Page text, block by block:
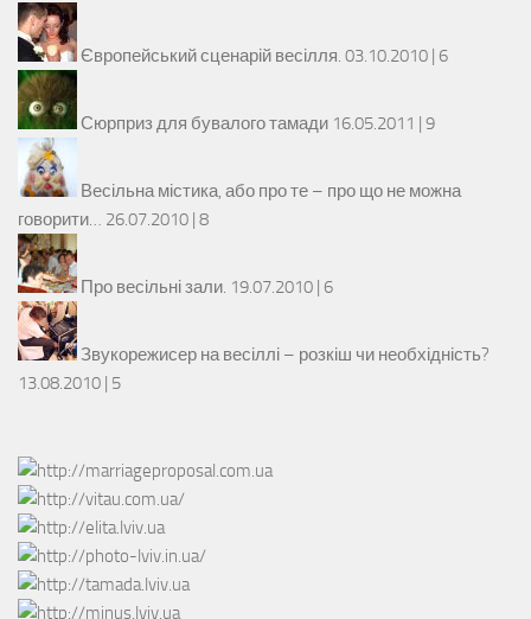
Європейський сценарій весілля. 03.10.2010 | 6
Сюрприз для бувалого тамади 16.05.2011 | 9
Весільна містика, або про те – про що не можна
говорити… 26.07.2010 | 8
Про весільні зали. 19.07.2010 | 6
Звукорежисер на весіллі – розкіш чи необхідність?
13.08.2010 | 5